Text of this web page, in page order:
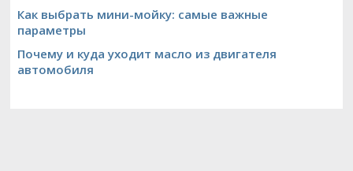
Как выбрать мини-мойку: самые важные
параметры
Почему и куда уходит масло из двигателя
автомобиля